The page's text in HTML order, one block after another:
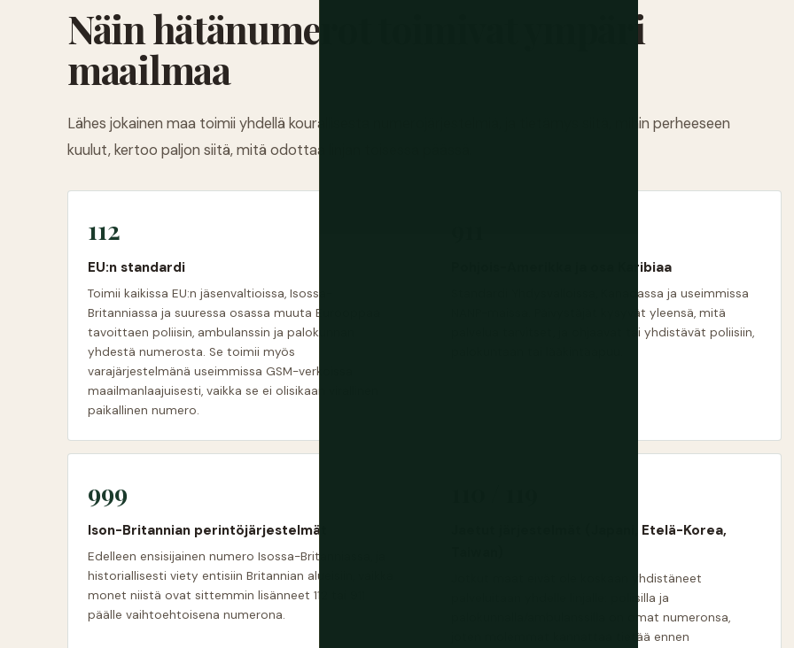
Näin hätänumerot toimivat ympäri
maailmaa
Lähes jokainen maa toimii yhdellä kourallisesta numerojärjestelmiä, ja tietämys siitä, mihin perheeseen
kuulut, kertoo paljon siitä, mitä odottaa linjan toisessa päässä.
112
EU:n standardi
Toimii kaikissa EU:n jäsenvaltioissa, Isossa-
Britanniassa ja suuressa osassa muuta Eurooppaa
tavoittaen poliisin, ambulanssin ja palokunnan
yhdestä numerosta. Se toimii myös
varajärjestelmänä useimmissa GSM-verkoissa
maailmanlaajuisesti, vaikka se ei olisikaan virallinen
paikallinen numero.
Pohjois-Amerikka ja osa Karibiaa
Standardi Yhdysvalloissa, Kanadassa ja useimmissa
NANP-maissa. Päivystäjät kysyvät yleensä, mitä
palvelua tarvitset, ja ohjaavat tai yhdistävät poliisiin,
999
Ison-Britannian perintöjärjestelmät
Edelleen ensisijainen numero Isossa-Britanniassa, ja
historiallisesti viety entisiin Britannian alueisiin, vaikka
monet niistä ovat sittemmin lisänneet 112 tai 911
päälle vaihtoehtoisena numerona.
Jaetut järjestelmät (Japani, Etelä-Korea,
Jotkut maat eivät ole koskaan yhdistäneet
palveluitaan yhdelle linjalle: poliisilla ja
palokunnalla/ambulanssilla on omat numeronsa,
joten molemmat kannattaa tietää ennen